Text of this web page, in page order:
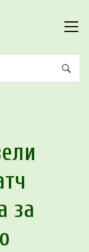
за